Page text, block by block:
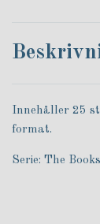
Innehåller 25 st
format.
Serie: The